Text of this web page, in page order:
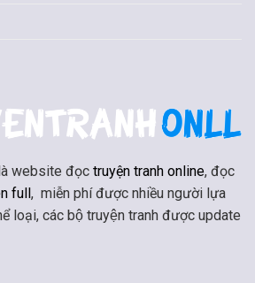
là website đọc truyện tranh online, đọc
full , miễn phí được nhiều người lựa
loại, các bộ truyện tranh được update